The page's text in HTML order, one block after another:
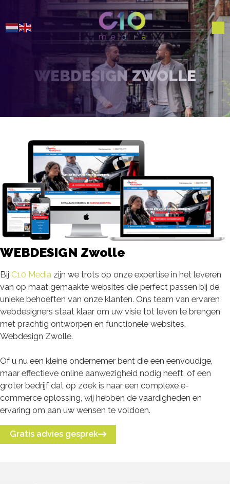
WEBDESIGN ZWOLLE
WEBDESIGN Zwolle
Bij C10 Media zijn we trots op onze expertise in het leveren
van op maat gemaakte websites die perfect passen bij de
unieke behoeften van onze klanten. Ons team van ervaren
webdesigners staat klaar om uw visie tot leven te brengen
met prachtig ontworpen en functionele websites.
Webdesign Zwolle.
Of u nu een kleine ondernemer bent die een eenvoudige,
maar effectieve online aanwezigheid nodig heeft, of een
groter bedrijf dat op zoek is naar een complexe e-
commerce oplossing, wij hebben de vaardigheden en
ervaring om aan uw wensen te voldoen.
Gratis advies gesprek